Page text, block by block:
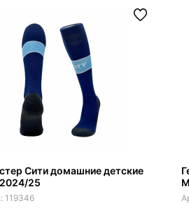
Сити домашние детские
25
119346